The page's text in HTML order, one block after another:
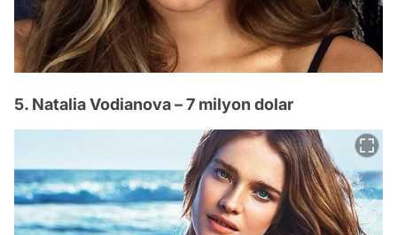
5. Natalia Vodianova – 7 milyon dolar